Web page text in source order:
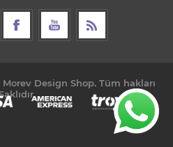
Design Shop. Tüm hakları